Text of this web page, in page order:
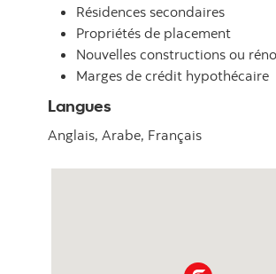
Résidences secondaires
Propriétés de placement
Nouvelles constructions ou
Marges de crédit hypothécaire
Langues
Anglais, Arabe, Français